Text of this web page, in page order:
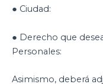
● Ciudad:
● Derecho que
Personales:
Asimismo, deberá